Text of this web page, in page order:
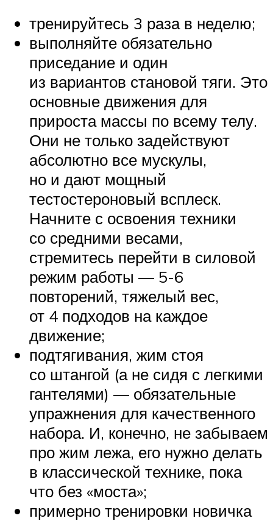
тренируйтесь 3 раза в неделю;
выполняйте обязательно
приседание и один
из вариантов становой тяги. Это
основные движения для
прироста массы по всему телу.
Они не только задействуют
абсолютно все мускулы,
но и дают мощный
тестостероновый всплеск.
Начните с освоения техники
со средними весами,
стремитесь перейти в силовой
режим работы — 5-6
повторений, тяжелый вес,
от 4 подходов на каждое
движение;
подтягивания, жим стоя
со штангой (а не сидя с легкими
гантелями) — обязательные
упражнения для качественного
набора. И, конечно, не забываем
про жим лежа, его нужно делать
в классической технике, пока
что без «моста»;
примерно тренировки новичка